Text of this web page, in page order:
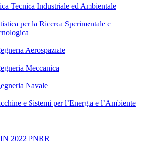
Tecnica Industriale ed Ambientale
per la Ricerca Sperimentale e
Aerospaziale
Meccanica
Navale
e Sistemi per l’Energia e l’Ambiente
2022 PNRR